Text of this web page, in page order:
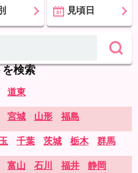
見頃日
検索
道東
宮城 山形 福島
千葉 茨城 栃木 群馬
富山 石川 福井
静岡